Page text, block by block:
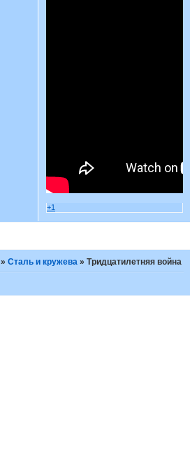
+1
»Сталь и кружева »Тридцатилетняя война